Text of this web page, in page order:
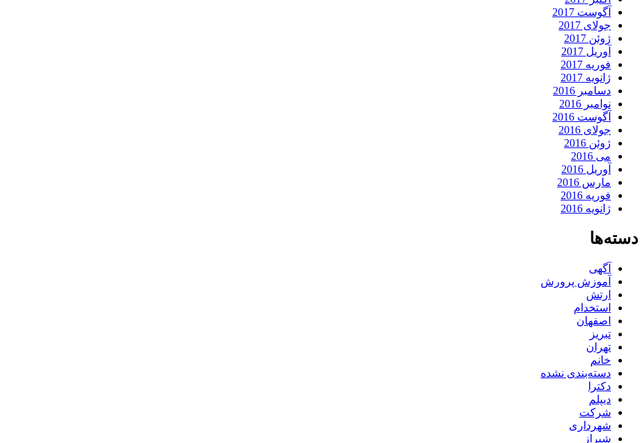
آگوست 2017
جولای 2017
ژوئن 2017
آوریل 2017
فوریه 2017
ژانویه 2017
دسامبر 2016
نوامبر 2016
آگوست 2016
جولای 2016
ژوئن 2016
می 2016
آوریل 2016
مارس 2016
فوریه 2016
ژانویه 2016
دسته‌ها
آگهی
آموزش پرورش
ارتش
استخدام
اصفهان
تبریز
تهران
خانم
دسته‌بندی نشده
دکترا
دیپلم
شرکت
شهرداری
شیراز